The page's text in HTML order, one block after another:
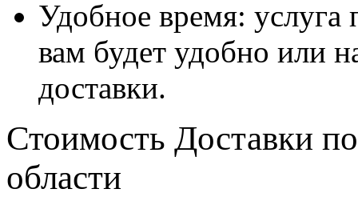
Удобное время: услуга
вам будет удобно или
доставки.
Стоимость Доставки
области